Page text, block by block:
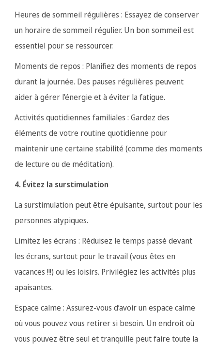
Heures de sommeil régulières : Essayez de conserver
un horaire de sommeil régulier. Un bon sommeil est
essentiel pour se ressourcer.
Moments de repos : Planifiez des moments de repos
durant la journée. Des pauses régulières peuvent
aider à gérer l’énergie et à éviter la fatigue.
Activités quotidiennes familiales : Gardez des
éléments de votre routine quotidienne pour
maintenir une certaine stabilité (comme des moments
de lecture ou de méditation).
4. Évitez la surstimulation
La surstimulation peut être épuisante, surtout pour les
personnes atypiques.
Limitez les écrans : Réduisez le temps passé devant
les écrans, surtout pour le travail (vous êtes en
vacances !!!) ou les loisirs. Privilégiez les activités plus
apaisantes.
Espace calme : Assurez-vous d’avoir un espace calme
où vous pouvez vous retirer si besoin. Un endroit où
vous pouvez être seul et tranquille peut faire toute la